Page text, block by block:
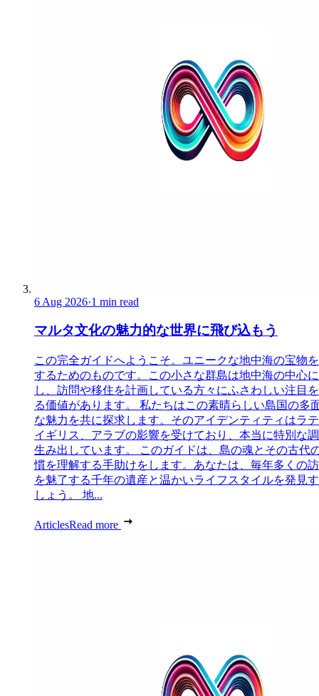
6 Aug 2026·1 min read
マルタ文化の魅力的な世界に飛び込もう
この完全ガイドへようこそ。ユニークな地中海の宝物
するためのものです。この小さな群島は地中海の中心
し、訪問や移住を計画している方々にふさわしい注目
る価値があります。 私たちはこの素晴らしい島国の多
な魅力を共に探求します。そのアイデンティティはラ
イギリス、アラブの影響を受けており、本当に特別な
生み出しています。 このガイドは、島の魂とその古代
慣を理解する手助けをします。あなたは、毎年多くの
を魅了する千年の遺産と温かいライフスタイルを発見
しょう。 地...
ArticlesRead more